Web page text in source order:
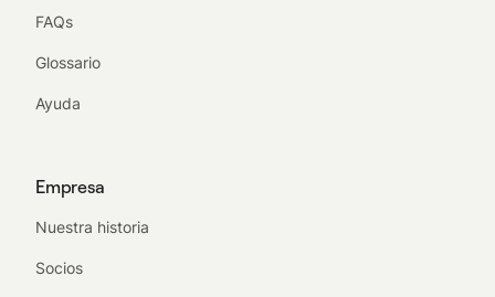
FAQs
Glossario
Ayuda
Empresa
Nuestra historia
Socios